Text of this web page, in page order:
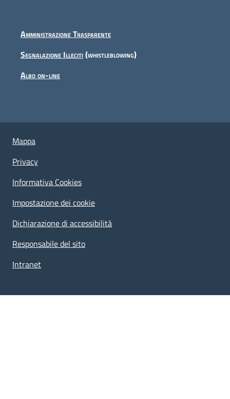
Amministrazione Trasparente
Segnalazione Illeciti(whistleblowing)
Albo on-line
Piè di pagina
Useful links section
Mappa
Privacy
Informativa Cookies
Impostazione dei cookie
Dichiarazione di accessibilità
Responsabile del sito
Intranet